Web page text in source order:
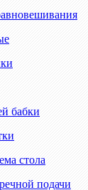
бабки
стола
подачи